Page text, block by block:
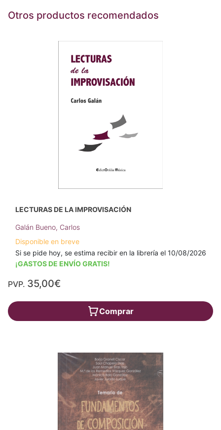
Otros productos recomendados
LECTURAS DE LA IMPROVISACIÓN
Galán Bueno, Carlos
Disponible en breve
Si se pide hoy, se estima recibir en la librería el 10/08/2026
¡GASTOS DE ENVÍO GRATIS!
PVP. 35,00€
Comprar